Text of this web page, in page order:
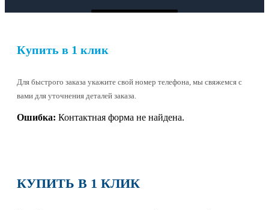
Артикул:38.848
100.00MDL
Купить в 1 клик
Для быстрого заказа укажите свой номер телефона, мы свяжемся с
вами для уточнения деталей заказа.
Ошибка: Контактная форма не найдена.
КУПИТЬ В 1 КЛИК